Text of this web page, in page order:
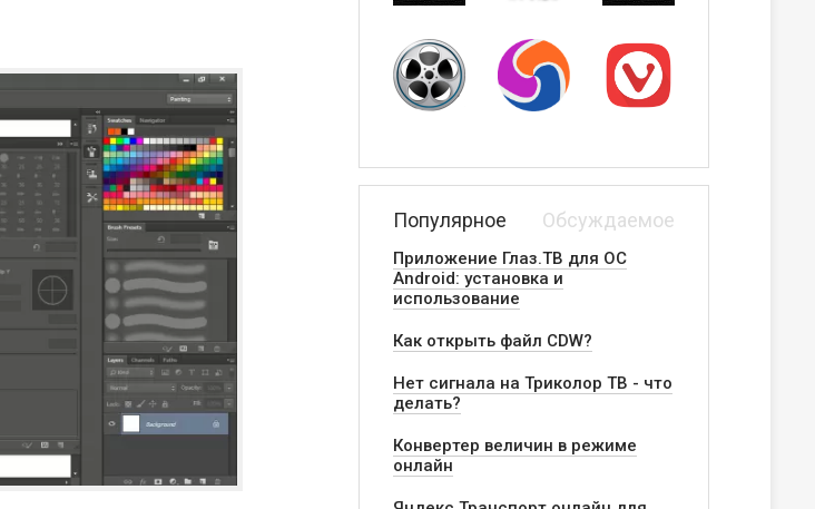
Популярное Обсуждаемое
Приложение Глаз.ТВ для ОС
Android: установка и
использование
Как открыть файл CDW?
Нет сигнала на Триколор ТВ - что
делать?
Конвертер величин в режиме
онлайн